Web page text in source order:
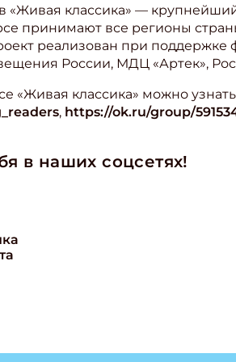
«Живая классика» —
принимают все регионы
реализован при
России, МДЦ «Артек»,
«Живая классика» можно
, https://ok.ru/group/
в наших соцсетях!